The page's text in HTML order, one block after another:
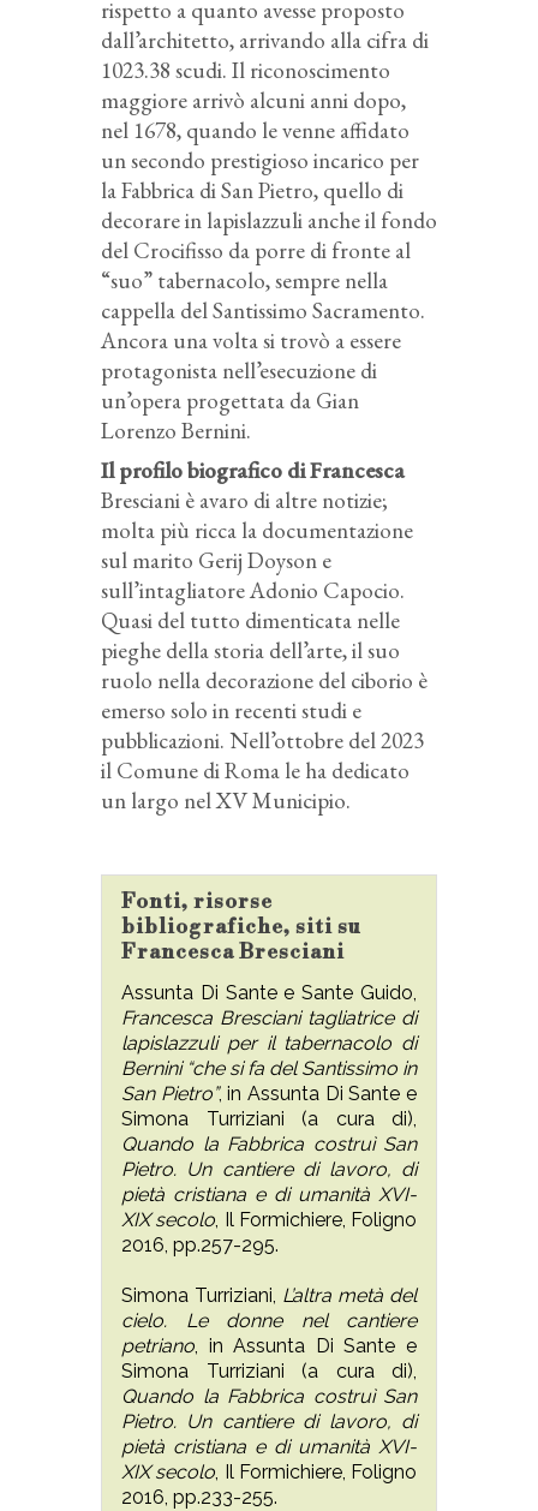
rispetto a quanto avesse proposto
dall’architetto, arrivando alla cifra di
1023.38 scudi. Il riconoscimento
maggiore arrivò alcuni anni dopo,
nel 1678, quando le venne affidato
un secondo prestigioso incarico per
la Fabbrica di San Pietro, quello di
decorare in lapislazzuli anche il fondo
del Crocifisso da porre di fronte al
“suo” tabernacolo, sempre nella
cappella del Santissimo Sacramento.
Ancora una volta si trovò a essere
protagonista nell’esecuzione di
un’opera progettata da Gian
Lorenzo Bernini.
Il profilo biografico di Francesca
Bresciani è avaro di altre notizie;
molta più ricca la documentazione
sul marito Gerij Doyson e
sull’intagliatore Adonio Capocio.
Quasi del tutto dimenticata nelle
pieghe della storia dell’arte, il suo
ruolo nella decorazione del ciborio è
emerso solo in recenti studi e
pubblicazioni. Nell’ottobre del 2023
il Comune di Roma le ha dedicato
un largo nel XV Municipio.
Fonti, risorse
bibliografiche, siti su
Francesca Bresciani
Assunta Di Sante e Sante Guido,
Francesca Bresciani tagliatrice di
lapislazzuli per il tabernacolo di
Bernini “che si fa del Santissimo in
San Pietro”, in Assunta Di Sante e
Simona Turriziani (a cura di),
Quando la Fabbrica costruì San
Pietro. Un cantiere di lavoro, di
pietà cristiana e di umanità XVI-
XIX secolo, Il Formichiere, Foligno
2016, pp.257-295.
Simona Turriziani, L’altra metà del
cielo. Le donne nel cantiere
petriano, in Assunta Di Sante e
Simona Turriziani (a cura di),
Quando la Fabbrica costruì San
Pietro. Un cantiere di lavoro, di
pietà cristiana e di umanità XVI-
XIX secolo, Il Formichiere, Foligno
2016, pp.233-255.